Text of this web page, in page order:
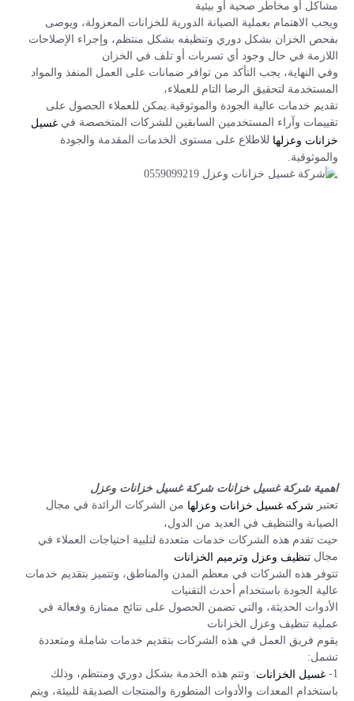
مشاكل أو مخاطر صحية أو بيئية
ويجب الاهتمام بعملية الصيانة الدورية للخزانات المعزولة، ويوصى
بفحص الخزان بشكل دوري وتنظيفه بشكل منتظم، وإجراء الإصلاحات
اللازمة في حال وجود أي تسربات أو تلف في الخزان
وفي النهاية، يجب التأكد من توافر ضمانات على العمل المنفذ والمواد
المستخدمة لتحقيق الرضا التام للعملاء،
تقديم خدمات عالية الجودة والموثوقية.يمكن للعملاء الحصول على
تقييمات وآراء المستخدمين السابقين للشركات المتخصصة في غسيل
خزانات وعزلها للاطلاع على مستوى الخدمات المقدمة والجودة
والموثوقية.
اهمية شركة غسيل خزانات شركة غسيل خزانات وعزل
تعتبر شركه غسيل خزانات وعزلها من الشركات الرائدة في مجال
الصيانة والتنظيف في العديد من الدول،
حيث تقدم هذه الشركات خدمات متعددة لتلبية احتياجات العملاء في
مجال تنظيف وعزل وترميم الخزانات
تتوفر هذه الشركات في معظم المدن والمناطق، وتتميز بتقديم خدمات
عالية الجودة باستخدام أحدث التقنيات
الأدوات الحديثة، والتي تضمن الحصول على نتائج ممتازة وفعالة في
عملية تنظيف وعزل الخزانات
يقوم فريق العمل في هذه الشركات بتقديم خدمات شاملة ومتعددة
تشمل:
1-
غسيل الخزانات: وتتم هذه الخدمة بشكل دوري ومنتظم، وذلك
باستخدام المعدات والأدوات المتطورة والمنتجات الصديقة للبيئة، ويتم